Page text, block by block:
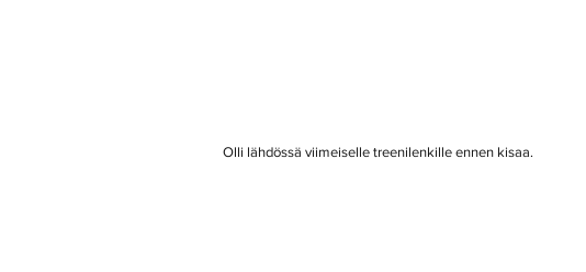
Olli lähdössä viimeiselle treenilenkille ennen kisaa.